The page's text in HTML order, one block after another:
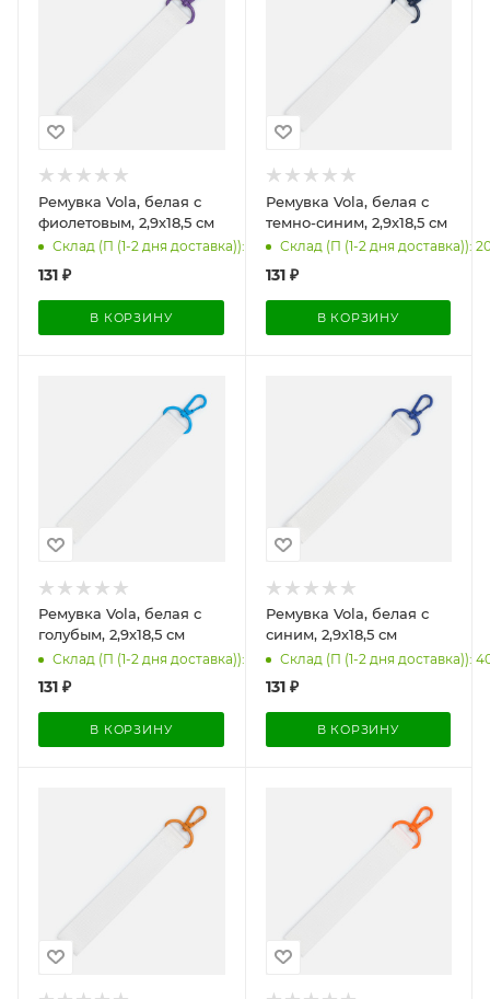
Ремувка Vola, белая с
фиолетовым, 2,9х18,5 см
Склад (П (1-2 дня доставка)): 2000
131 ₽
В КОРЗИНУ
Ремувка Vola, белая с
темно-синим, 2,9х18,5 см
Склад (П (1-2 дня доставка)):
131₽
В КОРЗИНУ
Ремувка Vola, белая с
голубым, 2,9х18,5 см
Склад (П (1-2 дня доставка)): 1999
131 ₽
В КОРЗИНУ
Ремувка Vola, белая с
синим, 2,9х18,5 см
Склад (П (1-2 дня доставка)):
131₽
В КОРЗИНУ